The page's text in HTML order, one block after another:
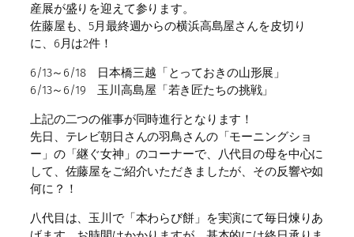
産展が盛りを迎えて参ります。
佐藤屋も、5月最終週からの横浜高島屋さんを皮切り
に、6月は2件！
6/13～6/18 日本橋三越「とっておきの山形展」
6/13～6/19 玉川高島屋「若き匠たちの挑戦」
上記の二つの催事が同時進行となります！
先日、テレビ朝日さんの羽鳥さんの「モーニングショ
ー」の「継ぐ女神」のコーナーで、八代目の母を中心に
して、佐藤屋をご紹介いただきましたが、その反響や如
何に？！
八代目は、玉川で「本わらび餅」を実演にて毎日煉りあ